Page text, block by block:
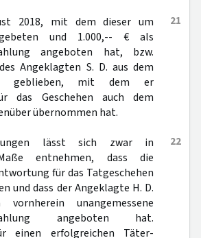
21
2018, mit dem dieser um
gebeten und 1.000,-- € als
angeboten hat, bzw.
Angeklagten S. D. aus dem
geblieben, mit dem er
das Geschehen auch dem
übernommen hat.
22
lässt sich zwar in
entnehmen, dass die
für das Tatgeschehen
und dass der Angeklagte H. D.
unangemessene
angeboten hat.
einen erfolgreichen Täter-